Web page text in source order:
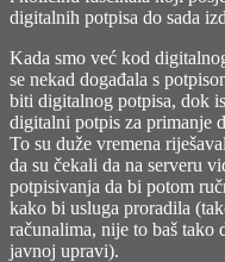
digitalnih potpisa do sada
Kada smo već kod
se nekad događala s
biti digitalnog potpisa, dok
digitalni potpis za primanje
To su duže vremena
da su čekali da na serveru
potpisivanja da bi potom
kako bi usluga proradila
računalima, nije to baš tako
javnoj upravi).